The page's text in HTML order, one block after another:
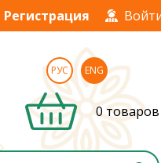
Регистрация
РУС ENG
0 товаров